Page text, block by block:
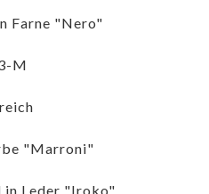
Farne "Nero"
M
"Marroni"
Leder "Iroko"